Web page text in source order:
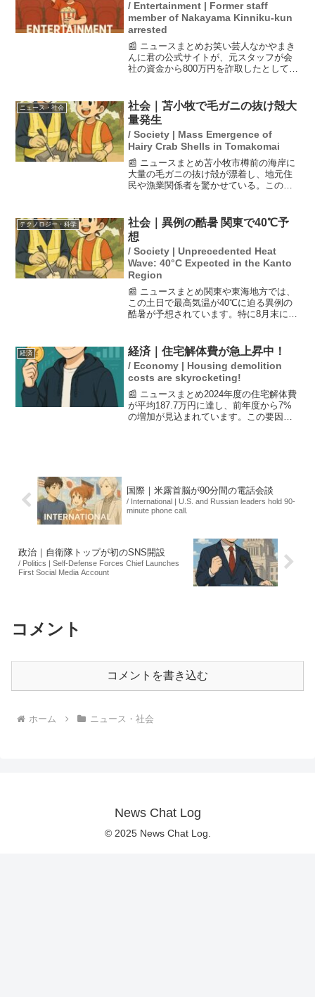
/ Entertainment | Former staff
member of Nakayama Kinniku-kun
arrested
📰 ニュースまとめお笑い芸人なかやまき
んに君の公式サイトが、元スタッフが会
社の資金から800万円を詐取したとして逮
身がこの事態に大変ショックを受けてい
ると述べています。...
ニュース・社会
社会｜苫小牧で毛ガニの抜け殻大
量発生
/ Society | Mass Emergence of
Hairy Crab Shells in Tomakomai
📰 ニュースまとめ苫小牧市樽前の海岸に
大量の毛ガニの抜け殻が漂着し、地元住
民や漁業関係者を驚かせている。この現
珍しいとされている。研究機関が原因を
調査中で、地域の...
テクノロジー・科学
社会｜異例の酷暑 関東で40℃予
想
/ Society | Unprecedented Heat
Wave: 40°C Expected in the Kanto
Region
📰 ニュースまとめ関東や東海地方では、
この土日で最高気温が40℃に迫る異例の
酷暑が予想されています。特に8月末にこ
温が続く見込みで、屋外活動を予定して
いる人々は十分な...
経済 経済｜住宅解体費が急上昇中！
/ Economy | Housing demolition
costs are skyrocketing!
📰 ニュースまとめ2024年度の住宅解体費
が平均187.7万円に達し、前年度から7%
の増加が見込まれています。この要因
国際｜米露首脳が90分間の電話会談
/ International | U.S. and Russian leaders hold 90-
minute phone call.
政治｜自衛隊トップが初のSNS開設
/ Politics | Self-Defense Forces Chief Launches
First Social Media Account
コメント
コメントを書き込む
ホーム ニュース・社会
News Chat Log
© 2025 News Chat Log.